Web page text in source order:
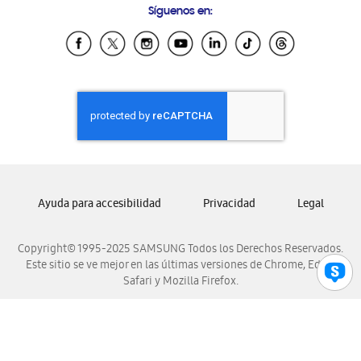
Samsung Ecuador
Samsung El Salvador
Samsung Honduras
Samsung Nicaragua
Samsung Panamá
Samsung Venezuela
Síguenos en:
Copyright© 1995-2025 SAMSUNG Todos los Derechos Reservados.
Este sitio se ve mejor en las últimas versiones de Chrome, Edge,
Safari y Mozilla Firefox.
Ayuda para accesibilidad Privacidad Legal